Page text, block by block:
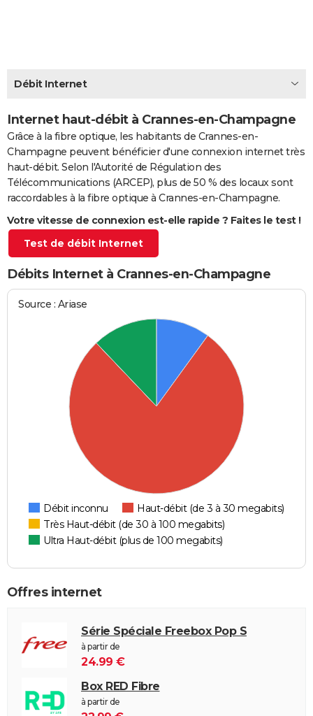
Carte de Noël
Carte Bonne année
Carte Saint-Valentin
Carte Pâques
Carte d'anniversaire
DICTIONNAIRE
Dictionnaire
Biographies
Citations
Expressions
Proverbes
PROGRAMME TV
COPAINS D'AVANT
AVIS DE DÉCÈS
FORUM
Bricolage
Lifestyle
Culture
Sport
Auto
Television
Voyage
Cinema
Débit Internet
Internet haut-débit à Crannes-en-Champagne
Grâce à la fibre optique, les habitants de Crannes-en-
Champagne peuvent bénéficier d'une connexion internet très
haut-débit. Selon l'Autorité de Régulation des
Télécommunications (ARCEP), plus de 50 % des locaux sont
raccordables à la fibre optique à Crannes-en-Champagne.
Votre vitesse de connexion est-elle rapide ? Faites le test !
Test de débit Internet
Débits Internet à Crannes-en-Champagne
Source : Ariase
Débit inconnu
Haut-débit (de 3 à 30 megabits)
Très Haut-débit (de 30 à 100 megabits)
Ultra Haut-débit (plus de 100 megabits)
Offres internet
Série Spéciale Freebox Pop S
à partir de
24.99 €
Box RED Fibre
à partir de